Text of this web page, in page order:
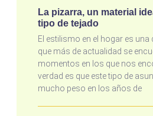
La pizarra, un material
tipo de tejado
El estilismo en el hogar es
que más de actualidad se
momentos en los que nos
verdad es que este tipo de
mucho peso en los años de